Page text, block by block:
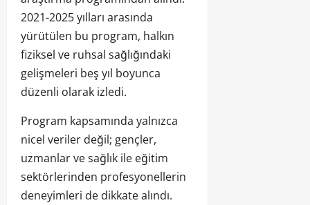
2021-2025 yılları arasında
yürütülen bu program, halkın
fiziksel ve ruhsal sağlığındaki
gelişmeleri beş yıl boyunca
düzenli olarak izledi.
Program kapsamında yalnızca
nicel veriler değil; gençler,
uzmanlar ve sağlık ile eğitim
sektörlerinden profesyonellerin
deneyimleri de dikkate alındı.